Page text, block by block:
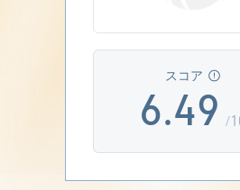
スコア
5
6
7
.
3
4
5
8
9 /